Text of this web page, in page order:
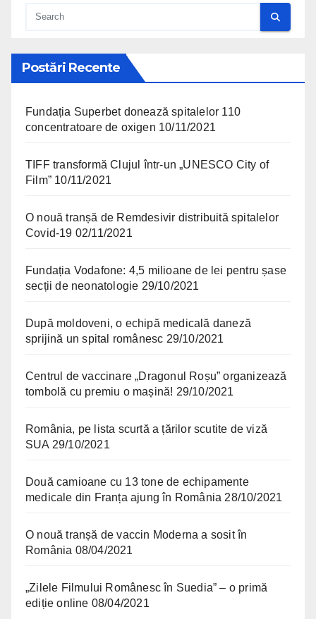
Postări Recente
Fundația Superbet donează spitalelor 110
concentratoare de oxigen 10/11/2021
TIFF transformă Clujul într-un „UNESCO City of
Film” 10/11/2021
O nouă tranșă de Remdesivir distribuită spitalelor
Covid-19 02/11/2021
Fundația Vodafone: 4,5 milioane de lei pentru șase
secții de neonatologie 29/10/2021
După moldoveni, o echipă medicală daneză
sprijină un spital românesc 29/10/2021
Centrul de vaccinare „Dragonul Roșu” organizează
tombolă cu premiu o mașină! 29/10/2021
România, pe lista scurtă a țărilor scutite de viză
SUA 29/10/2021
Două camioane cu 13 tone de echipamente
medicale din Franța ajung în România 28/10/2021
O nouă tranșă de vaccin Moderna a sosit în
România 08/04/2021
„Zilele Filmului Românesc în Suedia” – o primă
ediție online 08/04/2021